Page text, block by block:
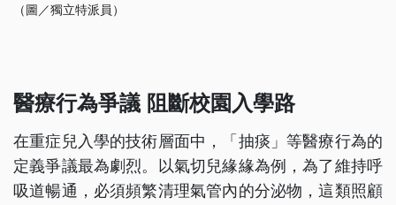
（圖／獨立特派員）
醫療行為爭議 阻斷校園入學路
在重症兒入學的技術層面中，「抽痰」等醫療行為的
定義爭議最為劇烈。以氣切兒緣緣為例，為了維持呼
吸道暢通，必須頻繁清理氣管內的分泌物，這類照顧